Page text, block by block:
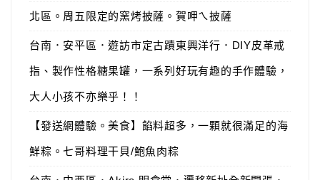
北區。周五限定的窯烤披薩。賀呷ㄟ披薩
台南．安平區．遊訪市定古蹟東興洋行．DIY皮革戒
指、製作性格糖果罐，一系列好玩有趣的手作體驗，
大人小孩不亦樂乎！！
【發送網體驗。美食】餡料超多，一顆就很滿足的海
鮮粽。七哥料理干貝/鮑魚肉粽